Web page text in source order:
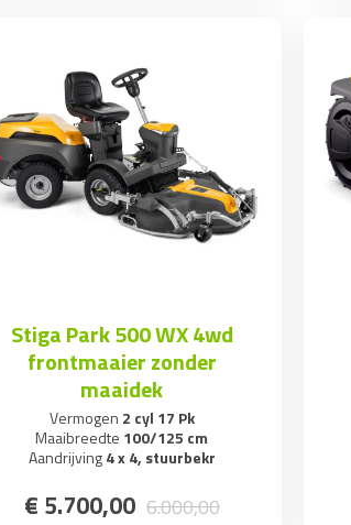
Stiga Park 500 WX 4wd
frontmaaier zonder
maaidek
Vermogen 2 cyl 17 Pk
Maaibreedte 100/125 cm
Aandrijving4 x 4, stuurbekr
€ 5.700,00 6.000,00